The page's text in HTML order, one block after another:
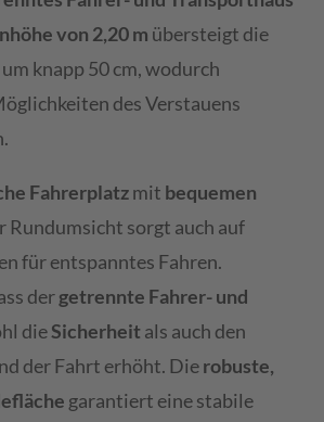
von 2,20 m übersteigt die
knapp 50 cm, wodurch
des Verstauens
Fahrerplatzmit bequemen
Rundumsicht sorgt auch auf
für entspanntes Fahren.
dergetrennte Fahrer- und
dieSicherheit als auch den
der Fahrt erhöht. Dierobuste,
garantiert eine stabile